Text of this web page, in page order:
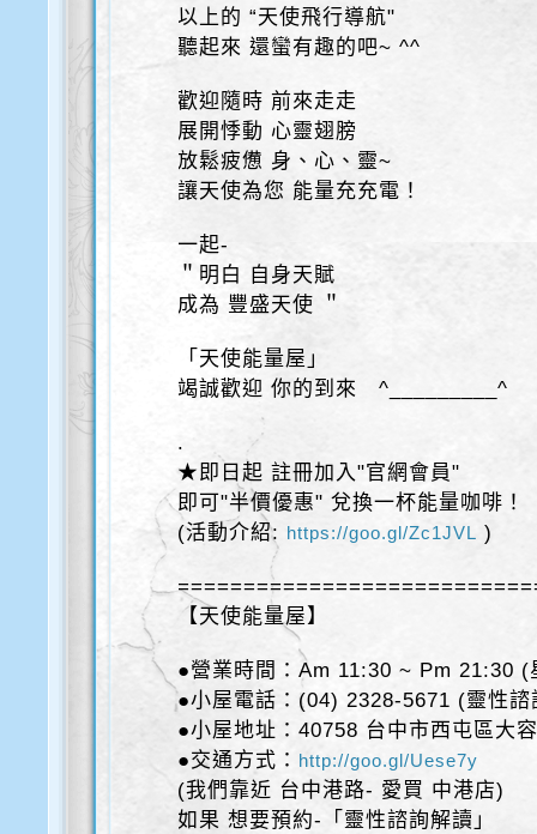
以上的 “天使飛行導航"
聽起來 還蠻有趣的吧~ ^^
歡迎隨時 前來走走
展開悸動 心靈翅膀
放鬆疲憊 身、心、靈~
讓天使為您 能量充充電！
一起-
＂明白 自身天賦
成為 豐盛天使 ＂
「天使能量屋」
竭誠歡迎 你的到來 ^_________^
.
★即日起 註冊加入"官網會員"
即可"半價優惠" 兌換一杯能量咖啡！
(活動介紹: https://goo.gl/Zc1JVL )
【天使能量屋】
●營業時間：Am 11:30 ~ Pm 21:30 (
●小屋電話：(04) 2328-5671 (靈性
●小屋地址：40758 台中市西屯區大
●交通方式： http://goo.gl/Uese7y
(我們靠近 台中港路- 愛買 中港店)
如果 想要預約-「靈性諮詢解讀」